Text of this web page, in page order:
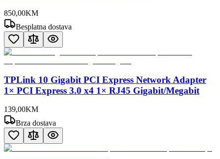
850,00KM
Besplatna dostava
TPLink 10 Gigabit PCI Express Network Adapter
1× PCI Express 3.0 x4 1× RJ45 Gigabit/Megabit
139,00KM
Brza dostava